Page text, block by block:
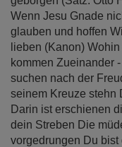
Wenn Jesu Gnade
glauben und hoffen
lieben (Kanon)
kommen Zueinander
suchen nach der
seinem Kreuze stehn
Darin ist erschienen
dein Streben Die
vorgedrungen Du